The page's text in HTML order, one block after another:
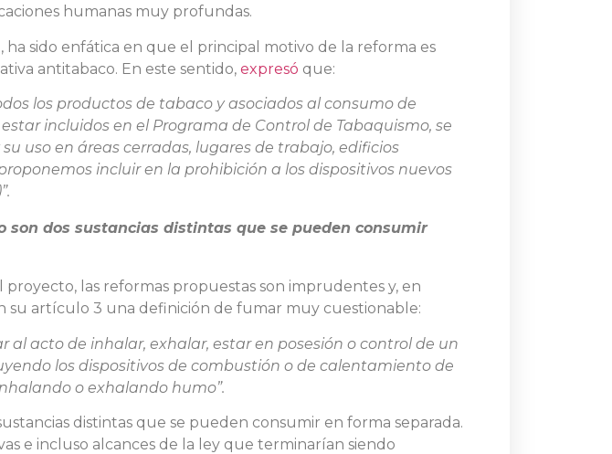
humanas muy profundas.
sido enfática en que el principal motivo de la reforma es
antitabaco. En este sentido, expresó que:
los productos de tabaco y asociados al consumo de
incluidos en el Programa de Control de Tabaquismo, se
uso en áreas cerradas, lugares de trabajo, edificios
incluir en la prohibición a los dispositivos nuevos
son dos sustancias distintas que se pueden consumir
las reformas propuestas son imprudentes y, en
su artículo 3 una definición de fumar muy cuestionable:
al acto de inhalar, exhalar, estar en posesión o control de un
los dispositivos de combustión o de calentamiento de
o exhalando humo”.
distintas que se pueden consumir en forma separada.
e incluso alcances de la ley que terminarían siendo